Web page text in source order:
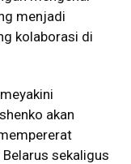
menjadi
kolaborasi di
akan
sekaligus